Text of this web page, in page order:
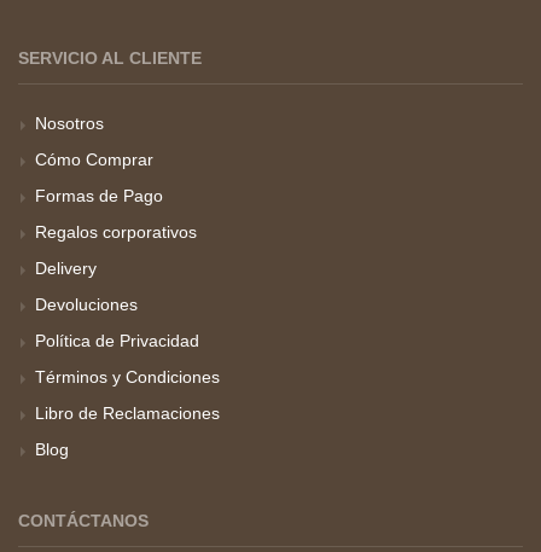
SERVICIO AL CLIENTE
Nosotros
Cómo Comprar
Formas de Pago
Regalos corporativos
Delivery
Devoluciones
Política de Privacidad
Términos y Condiciones
Libro de Reclamaciones
Blog
CONTÁCTANOS